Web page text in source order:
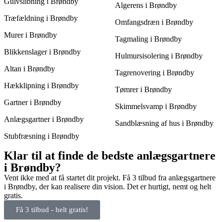
Træfældning i Brøndby
Murer i Brøndby
Blikkenslager i Brøndby
Altan i Brøndby
Hækklipning i Brøndby
Gartner i Brøndby
Anlægsgartner i Brøndby
Stubfræsning i Brøndby
Algerens i Brøndby
Omfangsdræn i Brøndby
Tagmaling i Brøndby
Hulmursisolering i Brøndby
Tagrenovering i Brøndby
Tømrer i Brøndby
Skimmelsvamp i Brøndby
Sandblæsning af hus i Brøndby
Klar til at finde de bedste anlægsgartnere
i Brøndby?
Vent ikke med at få startet dit projekt. Få 3 tilbud fra anlægsgartnere
i Brøndby, der kan realisere din vision. Det er hurtigt, nemt og helt
gratis.
Få 3 tilbud - helt gratis!